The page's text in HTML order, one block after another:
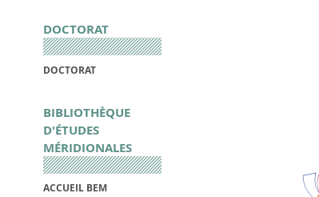
DOCTORAT
DOCTORAT
BIBLIOTHÈQUE
D'ÉTUDES
MÉRIDIONALES
ACCUEIL BEM